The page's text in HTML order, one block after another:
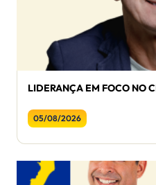
LIDERANÇA EM FOCO NO
05/08/2026